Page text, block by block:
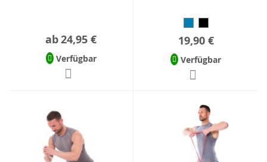
ab24,95 €
Verfügbar
19,90 €
Verfügbar